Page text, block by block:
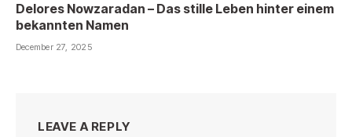
Delores Nowzaradan – Das stille Leben hinter einem
bekannten Namen
December 27, 2025
LEAVE A REPLY